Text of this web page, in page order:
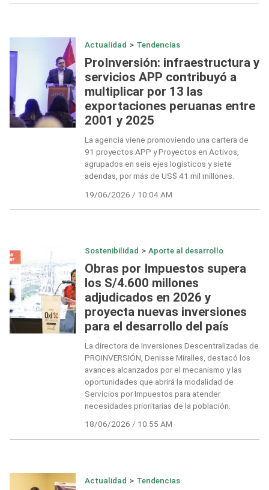
Actualidad > Tendencias
ProInversión: infraestructura y
servicios APP contribuyó a
multiplicar por 13 las
exportaciones peruanas entre
2001 y 2025
La agencia viene promoviendo una cartera de
91 proyectos APP y Proyectos en Activos,
agrupados en seis ejes logísticos y siete
adendas, por más de US$ 41 mil millones.
19/06/2026 / 10:04 AM
Sostenibilidad > Aporte al desarrollo
Obras por Impuestos supera
los S/4.600 millones
adjudicados en 2026 y
proyecta nuevas inversiones
para el desarrollo del país
La directora de Inversiones Descentralizadas de
PROINVERSIÓN, Denisse Miralles, destacó los
avances alcanzados por el mecanismo y las
oportunidades que abrirá la modalidad de
Servicios por Impuestos para atender
necesidades prioritarias de la población.
18/06/2026 / 10:55 AM
Actualidad > Tendencias